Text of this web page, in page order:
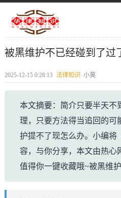
被黑维护不已经碰到了过
2025-12-15 0:28:13 法律知识 小莫
本文摘要：简介只要半天不
理，只要方法得当追回的可
护提不了现怎么办。小编将
容，与你分享，本文由热心
值得你一键收藏哦~被黑维